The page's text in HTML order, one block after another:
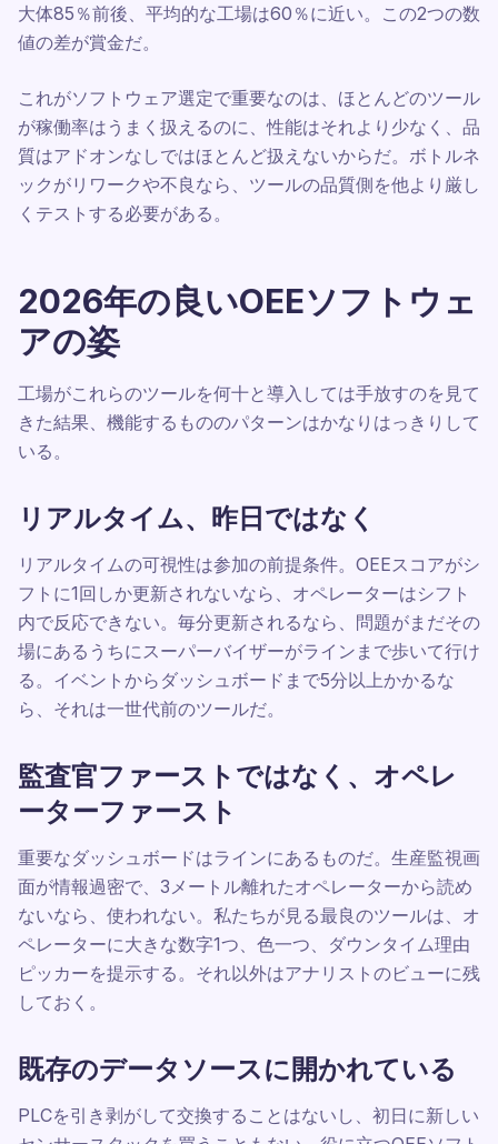
大体85％前後、平均的な工場は60％に近い。この2つの数
値の差が賞金だ。
これがソフトウェア選定で重要なのは、ほとんどのツール
が稼働率はうまく扱えるのに、性能はそれより少なく、品
質はアドオンなしではほとんど扱えないからだ。ボトルネ
ックがリワークや不良なら、ツールの品質側を他より厳し
くテストする必要がある。
2026年の良いOEEソフトウェ
アの姿
工場がこれらのツールを何十と導入しては手放すのを見て
きた結果、機能するもののパターンはかなりはっきりして
いる。
リアルタイム、昨日ではなく
リアルタイムの可視性は参加の前提条件。OEEスコアがシ
フトに1回しか更新されないなら、オペレーターはシフト
内で反応できない。毎分更新されるなら、問題がまだその
場にあるうちにスーパーバイザーがラインまで歩いて行け
る。イベントからダッシュボードまで5分以上かかるな
ら、それは一世代前のツールだ。
監査官ファーストではなく、オペレ
ーターファースト
重要なダッシュボードはラインにあるものだ。生産監視画
面が情報過密で、3メートル離れたオペレーターから読め
ないなら、使われない。私たちが見る最良のツールは、オ
ペレーターに大きな数字1つ、色一つ、ダウンタイム理由
ピッカーを提示する。それ以外はアナリストのビューに残
しておく。
既存のデータソースに開かれている
PLCを引き剥がして交換することはないし、初日に新しい